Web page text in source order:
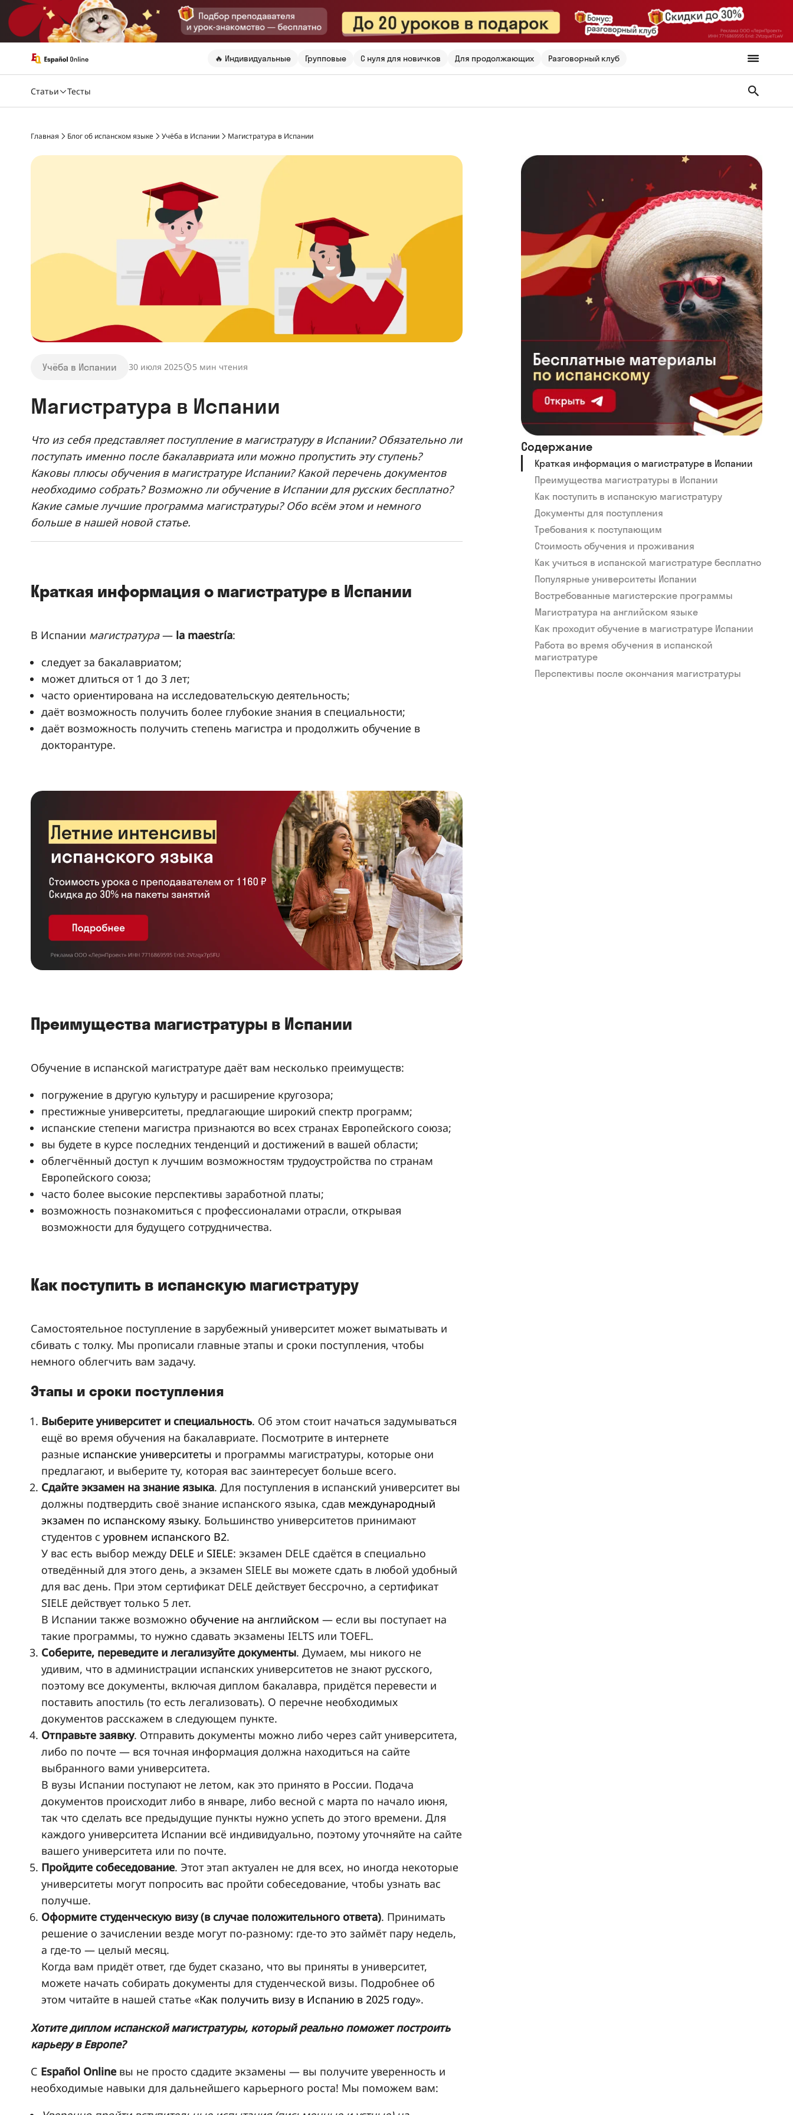
🔥 Индивидуальные Групповые С нуля для новичков Для продолжающих Разговорный клуб
Статьи Тесты
Главная Блог об испанском языке Учёба в Испании Магистратура в Испании
Учёба в Испании 30 июля 2025 5 мин чтения
Магистратура в Испании
Что из себя представляет поступление в магистратуру в Испании? Обязательно ли
поступать именно после бакалавриата или можно пропустить эту ступень?
Каковы плюсы обучения в магистратуре Испании? Какой перечень документов
необходимо собрать? Возможно ли обучение в Испании для русских бесплатно?
Какие самые лучшие программа магистратуры? Обо всём этом и немного
больше в нашей новой статье.
Краткая информация о магистратуре в Испании
В Испании магистратура— la maestría:
следует за бакалавриатом;
может длиться от 1 до 3 лет;
часто ориентирована на исследовательскую деятельность;
даёт возможность получить более глубокие знания в специальности;
даёт возможность получить степень магистра и продолжить обучение в
докторантуре.
Преимущества магистратуры в Испании
Обучение в испанской магистратуре даёт вам несколько преимуществ:
погружение в другую культуру и расширение кругозора;
престижные университеты, предлагающие широкий спектр программ;
испанские степени магистра признаются во всех странах Европейского союза;
вы будете в курсе последних тенденций и достижений в вашей области;
облегчённый доступ к лучшим возможностям трудоустройства по странам
Европейского союза;
часто более высокие перспективы заработной платы;
возможность познакомиться с профессионалами отрасли, открывая
возможности для будущего сотрудничества.
Как поступить в испанскую магистратуру
Самостоятельное поступление в зарубежный университет может выматывать и
сбивать с толку. Мы прописали главные этапы и сроки поступления, чтобы
немного облегчить вам задачу.
Этапы и сроки поступления
Выберите университет и специальность. Об этом стоит начаться задумываться
ещё во время обучения на бакалавриате. Посмотрите в интернете
разные испанские университеты и программы магистратуры, которые они
предлагают, и выберите ту, которая вас заинтересует больше всего.
Сдайте экзамен на знание языка. Для поступления в испанский университет вы
должны подтвердить своё знание испанского языка, сдав международный
экзамен по испанскому языку. Большинство университетов принимают
студентов с уровнем испанского В2.
У вас есть выбор между DELE и SIELE: экзамен DELE сдаётся в специально
отведённый для этого день, а экзамен SIELE вы можете сдать в любой удобный
для вас день. При этом сертификат DELE действует бессрочно, а сертификат
SIELE действует только 5 лет.
В Испании также возможно обучение на английском — если вы поступает на
такие программы, то нужно сдавать экзамены IELTS или TOEFL.
Соберите, переведите и легализуйте документы. Думаем, мы никого не
удивим, что в администрации испанских университетов не знают русского,
поэтому все документы, включая диплом бакалавра, придётся перевести и
поставить апостиль (то есть легализовать). О перечне необходимых
документов расскажем в следующем пункте.
Отправьте заявку. Отправить документы можно либо через сайт университета,
либо по почте — вся точная информация должна находиться на сайте
выбранного вами университета.
В вузы Испании поступают не летом, как это принято в России. Подача
документов происходит либо в январе, либо весной с марта по начало июня,
так что сделать все предыдущие пункты нужно успеть до этого времени. Для
каждого университета Испании всё индивидуально, поэтому уточняйте на сайте
вашего университета или по почте.
Пройдите собеседование. Этот этап актуален не для всех, но иногда некоторые
университеты могут попросить вас пройти собеседование, чтобы узнать вас
получше.
Оформите студенческую визу (в случае положительного ответа). Принимать
решение о зачислении везде могут по-разному: где-то это займёт пару недель,
а где-то — целый месяц.
Когда вам придёт ответ, где будет сказано, что вы приняты в университет,
можете начать собирать документы для студенческой визы. Подробнее об
этом читайте в нашей статье «Как получить визу в Испанию в 2025 году».
Хотите диплом испанской магистратуры, который реально поможет построить
карьеру в Европе?
С Español Onlineвы не просто сдадите экзамены — вы получите уверенность и
необходимые навыки для дальнейшего карьерного роста! Мы поможем вам:
Содержание
Краткая информация о магистратуре в Испании
Преимущества магистратуры в Испании
Как поступить в испанскую магистратуру
Документы для поступления
Требования к поступающим
Стоимость обучения и проживания
Как учиться в испанской магистратуре бесплатно
Популярные университеты Испании
Востребованные магистерские программы
Магистратура на английском языке
Как проходит обучение в магистратуре Испании
Работа во время обучения в испанской
магистратуре
Перспективы после окончания магистратуры